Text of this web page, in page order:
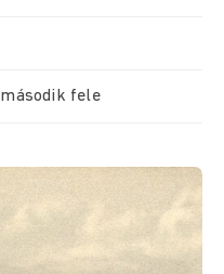
második fele